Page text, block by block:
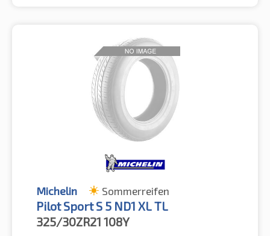
Michelin Sommerreifen
Pilot Sport S 5 ND1 XL TL
325/30ZR21 108Y